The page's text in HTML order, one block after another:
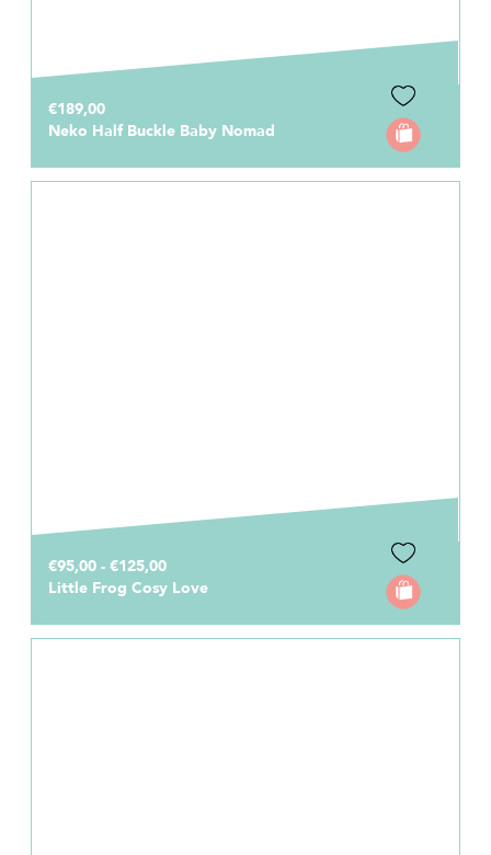
€189,00
Neko Half Buckle Baby Nomad
€95,00 - €125,00
Little Frog Cosy Love